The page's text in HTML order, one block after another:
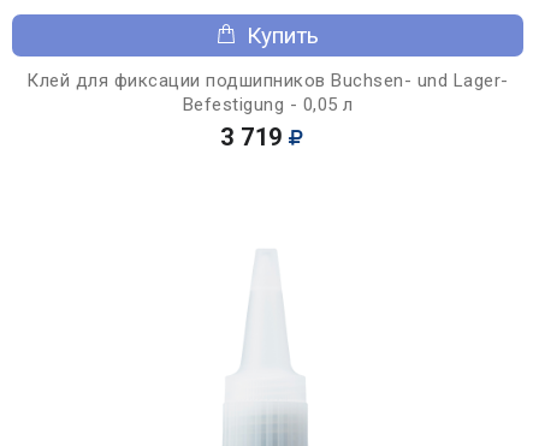
Купить
Клей для фиксации подшипников Buchsen- und Lager-
Befestigung - 0,05 л
3 719